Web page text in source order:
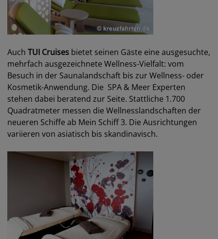
Auch TUI Cruises bietet seinen Gäste eine ausgesuchte,
mehrfach ausgezeichnete Wellness-Vielfalt: vom
Besuch in der Saunalandschaft bis zur Wellness- oder
Kosmetik-Anwendung. Die SPA & Meer Experten
stehen dabei beratend zur Seite. Stattliche 1.700
Quadratmeter messen die Wellnesslandschaften der
neueren Schiffe ab Mein Schiff 3. Die Ausrichtungen
variieren von asiatisch bis skandinavisch.